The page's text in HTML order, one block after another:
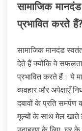
सामाजिक
प्रभावित करते हैं?
सामाजिक मानदंड
देते हैं क्योंकि वे
प्रभावित करते हैं। ये
व्यवहार और अपेक्षाएँ
दबावों के प्रति
मूल्यों के साथ मेल खाते